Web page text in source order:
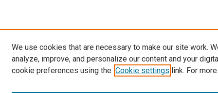
We use cookies that are necessary to make our site work.
analyze, improve, and personalize our content and your
cookie preferences using the Cookie settings link. For